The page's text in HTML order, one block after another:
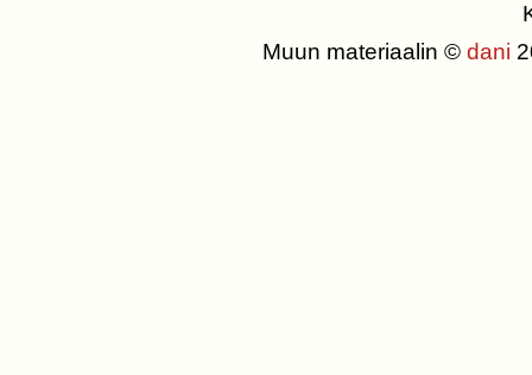
Muun materiaalin © dani